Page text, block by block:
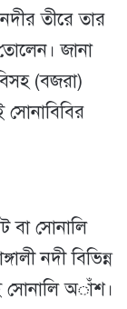
তীরে তার
জানা
(বজরা)
বা সোনালি
নদী বিভিন্ন
সোনালি অাঁশ।